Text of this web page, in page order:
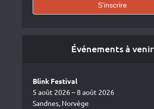
Événements à venir
Blink Festival
5 août 2026 – 8 août 2026
Sandnes, Norvège